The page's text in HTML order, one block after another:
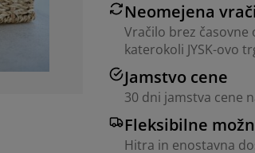
Neomejena
Vračilo brez časovne
katerokoli JYSK-ovo
Jamstvo cene
30 dni jamstva cene
Fleksibilne
Hitra in enostavna